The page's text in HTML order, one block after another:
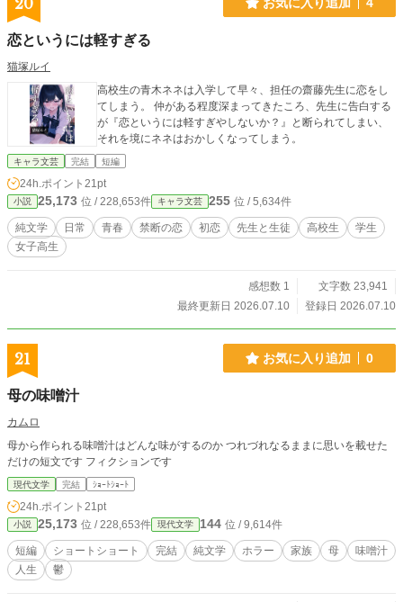
20
恋というには軽すぎる
猫塚ルイ
高校生の青木ネネは入学して早々、担任の齋藤先生に恋をし
てしまう。 仲がある程度深まってきたころ、先生に告白する
が『恋というには軽すぎやしないか？』と断られてしまい、
それを境にネネはおかしくなってしまう。
キャラ文芸 完結 短編
24h.ポイント 21pt
小説 25,173 位 / 228,653件 キャラ文芸 255 位 / 5,634件
純文学 日常 青春 禁断の恋 初恋 先生と生徒 高校生
学生
女子高生
感想数 1
文字数 23,941
最終更新日 2026.07.10
登録日 2026.07.10
21 お気に入り追加 0
母の味噌汁
カムロ
母から作られる味噌汁はどんな味がするのか つれづれなるままに思いを載せた
だけの短文です フィクションです
現代文学 完結 ｼｮｰﾄｼｮｰﾄ
24h.ポイント 21pt
小説 25,173 位 / 228,653件 現代文学 144 位 / 9,614件
短編 ショートショート 完結 純文学 ホラー 家族 母
味噌汁
人生
鬱